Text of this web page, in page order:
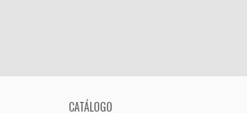
CATÁLOGO